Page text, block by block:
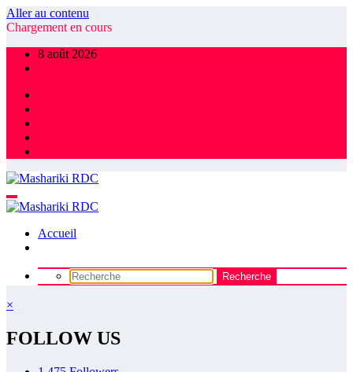
Aller au contenu
Chargement en cours
8 août 2026
Accueil
×
FOLLOW US